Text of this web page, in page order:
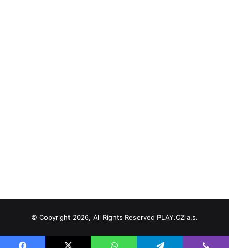
© Copyright 2026, All Rights Reserved PLAY.CZ a.s.